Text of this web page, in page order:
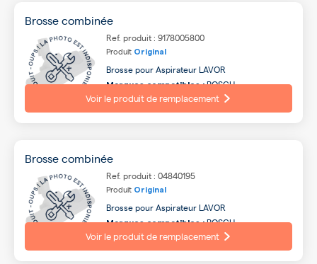
Brosse combinée
Ref. produit : 9178005800
Produit Original
Brosse pour Aspirateur LAVOR
Marques compatibles :BOSCH,
ELECTROLUX, SIEMENS, AEG, TORNADO, LG,
PROGRESS, HOOVER, DELONGHI, IROBOT ...
Voir le produit de remplacement
Brosse combinée
Ref. produit : 04840195
Produit Original
Brosse pour Aspirateur LAVOR
Marques compatibles :BOSCH,
ELECTROLUX, SIEMENS, AEG, TORNADO, LG,
PROGRESS, HOOVER, DELONGHI, IROBOT ...
Voir le produit de remplacement